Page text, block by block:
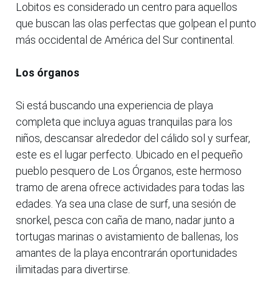
Lobitos es considerado un centro para aquellos
que buscan las olas perfectas que golpean el punto
más occidental de América del Sur continental.
Los órganos
Si está buscando una experiencia de playa
completa que incluya aguas tranquilas para los
niños, descansar alrededor del cálido sol y surfear,
este es el lugar perfecto. Ubicado en el pequeño
pueblo pesquero de Los Órganos, este hermoso
tramo de arena ofrece actividades para todas las
edades. Ya sea una clase de surf, una sesión de
snorkel, pesca con caña de mano, nadar junto a
tortugas marinas o avistamiento de ballenas, los
amantes de la playa encontrarán oportunidades
ilimitadas para divertirse.